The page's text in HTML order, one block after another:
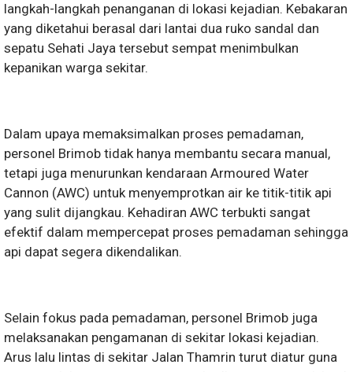
langkah-langkah penanganan di lokasi kejadian. Kebakaran
yang diketahui berasal dari lantai dua ruko sandal dan
sepatu Sehati Jaya tersebut sempat menimbulkan
kepanikan warga sekitar.
Dalam upaya memaksimalkan proses pemadaman,
personel Brimob tidak hanya membantu secara manual,
tetapi juga menurunkan kendaraan Armoured Water
Cannon (AWC) untuk menyemprotkan air ke titik-titik api
yang sulit dijangkau. Kehadiran AWC terbukti sangat
efektif dalam mempercepat proses pemadaman sehingga
api dapat segera dikendalikan.
Selain fokus pada pemadaman, personel Brimob juga
melaksanakan pengamanan di sekitar lokasi kejadian.
Arus lalu lintas di sekitar Jalan Thamrin turut diatur guna